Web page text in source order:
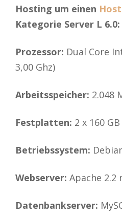
Hosting um einen
Kategorie Server L 6.0:
Prozessor: Dual Core
3,00 Ghz)
Arbeitsspeicher: 2.048
Festplatten: 2 x 160 GB
Betriebssystem:
Webserver: Apache 2.2
Datenbankserver: